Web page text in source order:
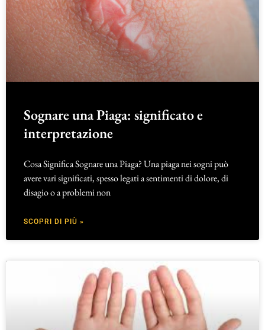
Sognare una Piaga: significato e
interpretazione
Cosa Significa Sognare una Piaga? Una piaga nei sogni può
avere vari significati, spesso legati a sentimenti di dolore, di
disagio o a problemi non
SCOPRI DI PIÙ »